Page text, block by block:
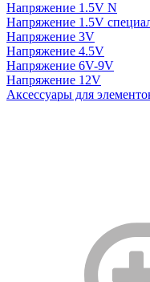
Напряжение 1.5V N
Напряжение 1.5V
Напряжение 3V
Напряжение 4.5V
Напряжение 6V-9V
Напряжение 12V
Аксессуары для